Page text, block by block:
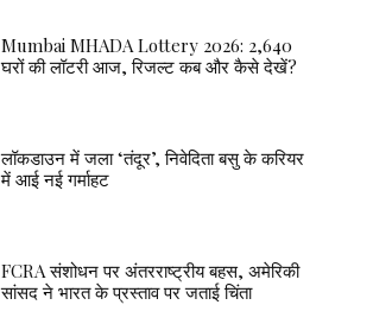
Mumbai MHADA Lottery 2026: 2,640
घरों की लॉटरी आज, रिजल्ट कब और कैसे देखें?
लॉकडाउन में जला ‘तंदूर’, निवेदिता बसु के करियर
में आई नई गर्माहट
FCRA संशोधन पर अंतरराष्ट्रीय बहस, अमेरिकी
सांसद ने भारत के प्रस्ताव पर जताई चिंता